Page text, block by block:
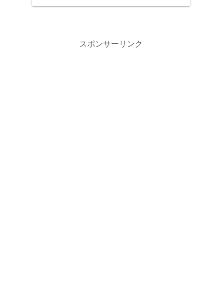
スポンサーリンク